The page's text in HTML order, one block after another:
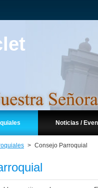
Noticias /
> Consejo Parroquial